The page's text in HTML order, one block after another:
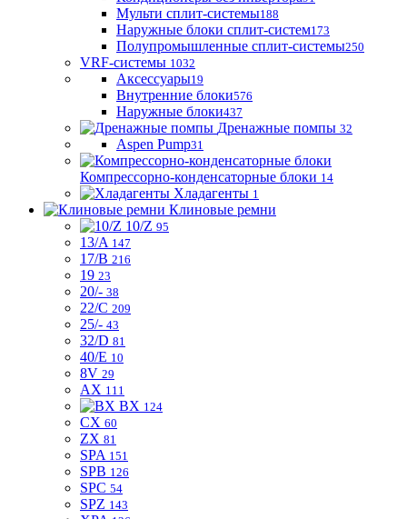
Мульти сплит-системы188
Наружные блоки сплит-систем173
Полупромышленные сплит-системы250
VRF-системы 1032
Аксессуары19
Внутренние блоки576
Наружные блоки437
Дренажные помпы 32
Aspen Pump31
Компрессорно-конденсаторные блоки 14
Хладагенты 1
Клиновые ремни
10/Z 95
13/A 147
17/B 216
19 23
20/- 38
22/C 209
25/- 43
32/D 81
40/E 10
8V 29
AX 111
BX 124
CX 60
ZX 81
SPA 151
SPB 126
SPC 54
SPZ 143